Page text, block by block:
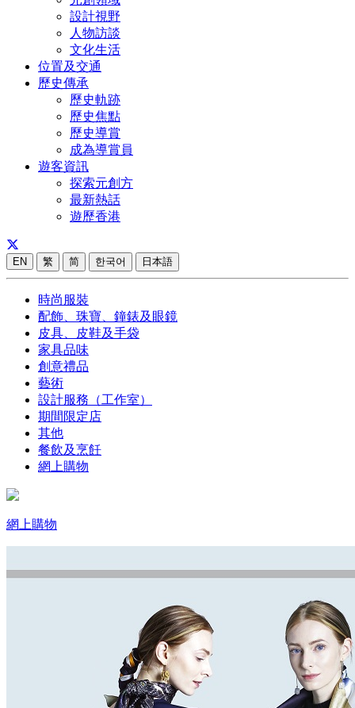
設計視野
人物訪談
文化生活
位置及交通
歷史傳承
歷史軌跡
歷史焦點
歷史導賞
成為導賞員
遊客資訊
探索元創方
最新熱話
遊歷香港
EN 繁 简 한국어 日本語
時尚服裝
配飾、珠寶、鐘錶及眼鏡
皮具、皮鞋及手袋
家具品味
創意禮品
藝術
設計服務（工作室）
期間限定店
其他
餐飲及烹飪
網上購物
網上購物